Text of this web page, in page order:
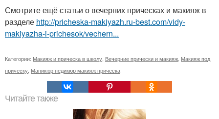
Смотрите ещё статьи о вечерних прическах и макияж в
разделе http://pricheska-makiyazh.ru-best.com/vidy-
makiyazha-i-prichesok/vechern...
Категории: Макияж и прическа в школу, Вечерние прически и макияж, Макияж под
прическу, Маникюр педикюр макияж прическа
Читайте также